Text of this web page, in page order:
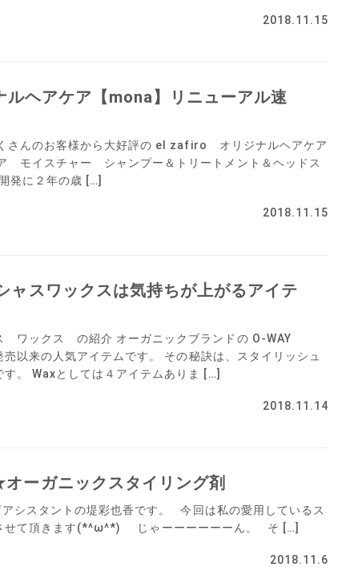
2018.11.15
ヘアケア【mona】リニューアル速
さんのお客様から大好評の el zafiro オリジナルヘアケア
モイスチャー シャンプー＆トリートメント＆ヘッドス
に２年の歳 […]
2018.11.15
ャスワックスは気持ちが上がるアイテ
ワックス の紹介 オーガニックブランドの O-WAY
以来の人気アイテムです。 その秘訣は、スタイリッシュ
す。 Waxとしては４アイテムありま […]
2018.11.14
ーガニックスタイリング剤
シスタントの堤彩也香です。 今回は私の愛用しているス
せて頂きます(*^ω^*) じゃーーーーーーん。 そ […]
2018.11.6